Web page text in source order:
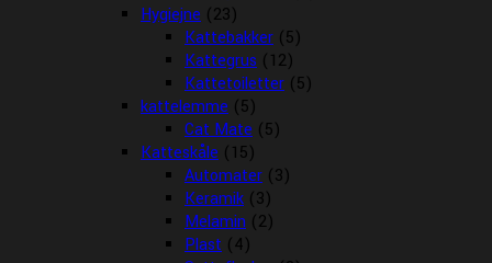
Hygiejne (23)
Kattebakker (5)
Kattegrus (12)
Kattetoiletter (5)
kattelemme (5)
Cat Mate (5)
Katteskåle (15)
Automater (3)
Keramik (3)
Melamin (2)
Plast (4)